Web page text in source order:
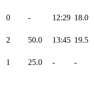
0 - 12:29 18.0
2 50.0 13:45 19.5
1 25.0 - -